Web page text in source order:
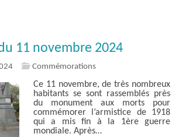
11 novembre 2024
Commémorations
Ce 11 novembre, de très nombreux
habitants se sont rassemblés près
du monument aux morts pour
commémorer l’armistice de 1918
qui a mis fin à la 1ère guerre
mondiale. Après…